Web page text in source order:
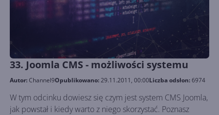
33. Joomla CMS - możliwości systemu
Autor:Channel9Opublikowano:29.11.2011, 00:00Liczba odsłon:6974
W tym odcinku dowiesz się czym jest system CMS Joomla,
jak powstał i kiedy warto z niego skorzystać. Poznasz